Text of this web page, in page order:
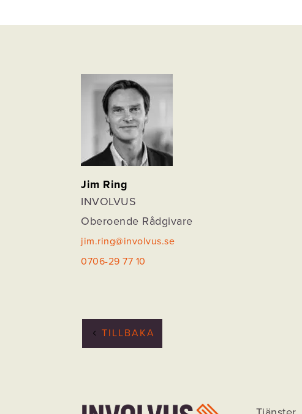
Jim Ring
INVOLVUS
Oberoende Rådgivare
jim.ring@involvus.se
0706-29 77 10
TILLBAKA